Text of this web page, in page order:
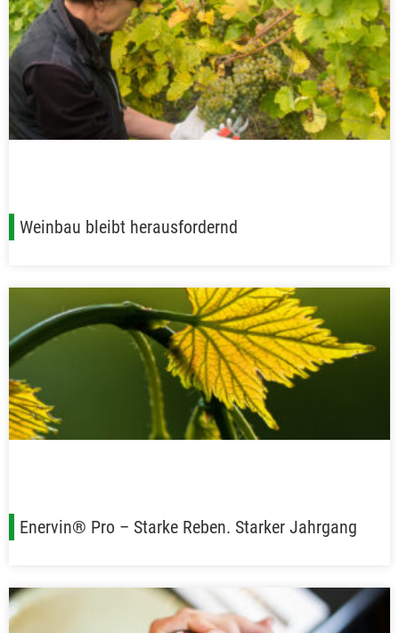
Weinbau bleibt herausfordernd
Enervin® Pro – Starke Reben. Starker Jahrgang